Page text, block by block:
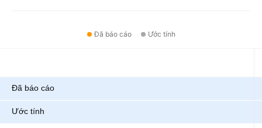
Đã báo cáo Ước tính
Đã báo cáo
Ước tính